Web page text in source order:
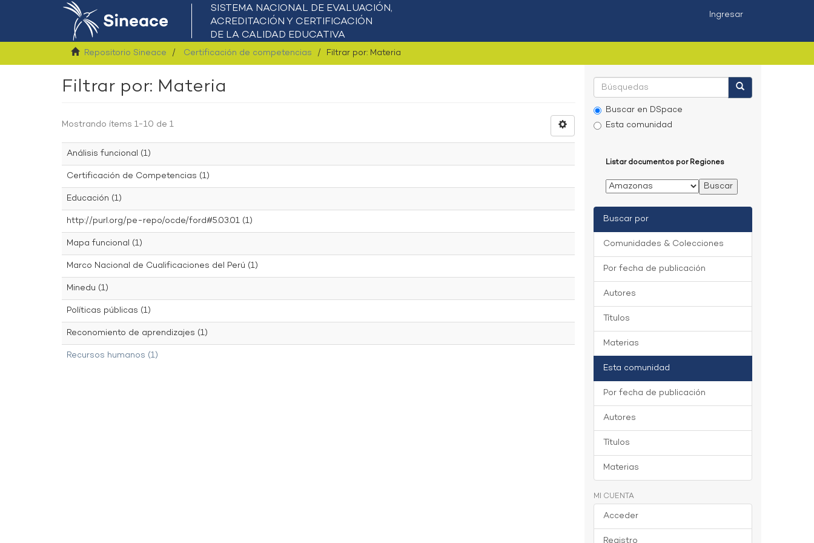
Ingresar
Repositorio Sineace Certificación de competencias Filtrar por: Materia
Filtrar por: Materia
Mostrando ítems 1-10 de 1
Análisis funcional (1)
Certificación de Competencias (1)
Educación (1)
http://purl.org/pe-repo/ocde/ford#5.03.01 (1)
Mapa funcional (1)
Marco Nacional de Cualificaciones del Perú (1)
Minedu (1)
Políticas públicas (1)
Reconomiento de aprendizajes (1)
Recursos humanos (1)
Buscar en DSpace
Esta comunidad
Listar documentos por Regiones
Buscar por
Comunidades & Colecciones
Por fecha de publicación
Autores
Títulos
Materias
Esta comunidad
Por fecha de publicación
Autores
Títulos
Materias
MI CUENTA
Acceder